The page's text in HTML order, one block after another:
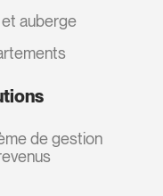
auberge
de gestion